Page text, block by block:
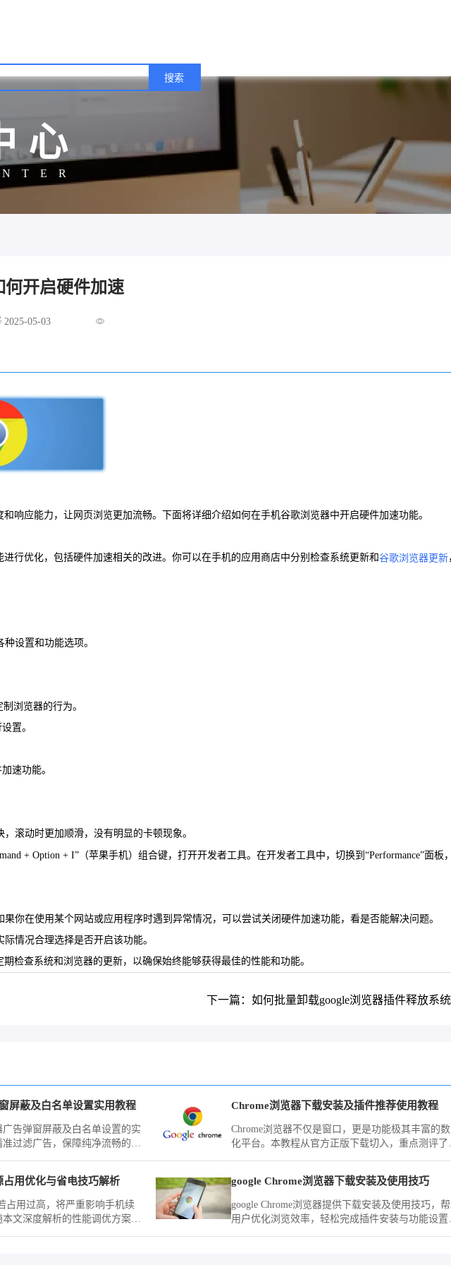
心
何开启硬件加速
2025-05-03
应能力，让网页浏览更加流畅。下面将详细介绍如何在手机谷歌浏览器中开启硬件加速功能。
行优化，包括硬件加速相关的改进。你可以在手机的应用商店中分别检查系统更新和谷歌浏览器更新
设置和功能选项。
浏览器的行为。
置。
速功能。
滚动时更加顺滑，没有明显的卡顿现象。
+ Option + I”（苹果手机）组合键，打开开发者工具。在开发者工具中，切换到“Performance”面板
你在使用某个网站或应用程序时遇到异常情况，可以尝试关闭硬件加速功能，看是否能解决问题。
情况合理选择是否开启该功能。
检查系统和浏览器的更新，以确保始终能够获得最佳的性能和功能。
下一篇：如何批量卸载google浏览器插件释放系
屏蔽及白名单设置实用教程
告弹窗屏蔽及白名单设置的实
过滤广告，保障纯净流畅的浏
Chrome浏览器下载安装及插件推荐使用教程
Chrome浏览器不仅是窗口，更是功能极其丰富的
化平台。本教程从官方正版下载切入，重点测评了
造成为处理海量资讯与复杂任务的生产力中心。
用优化与省电技巧解析
占用过高，将严重影响手机续
文深度解析的性能调优方案，
google Chrome浏览器下载安装及使用技巧
google Chrome浏览器提供下载安装及使用技巧，
用户优化浏览效率，轻松完成插件安装与功能设置